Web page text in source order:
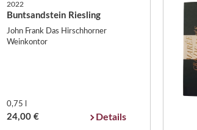
2022
Buntsandstein Riesling
John Frank Das Hirschhorner
Weinkontor
0,75 l
24,00 € Details